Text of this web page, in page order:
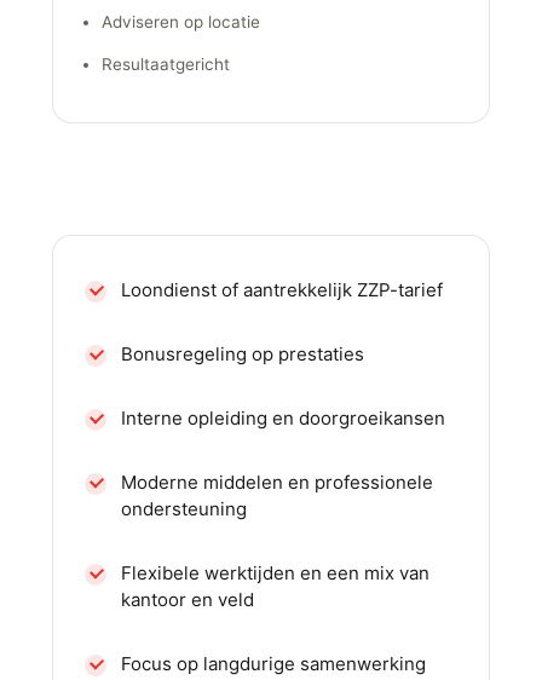
Adviseren op locatie
Resultaatgericht
Loondienst of aantrekkelijk ZZP-tarief
Bonusregeling op prestaties
Interne opleiding en doorgroeikansen
Moderne middelen en professionele
ondersteuning
Flexibele werktijden en een mix van
kantoor en veld
Focus op langdurige samenwerking